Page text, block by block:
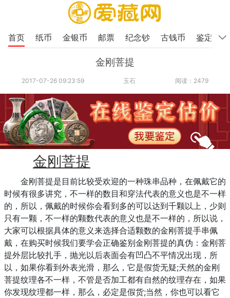
首页 纸币 金银币 邮票 纪念钞 古钱币 鉴定
金刚菩提
2017-07-26 09:23:59 玉石 阅读：2479
金刚菩提
金刚菩提是目前比较受欢迎的一种珠串品种，在佩戴它的
时候有很多讲究，不一样的数目和穿法代表的意义也是不一样
的，所以，佩戴的时候你会看到多的可以达到千颗以上，少则
只有一颗，不一样的颗数代表的意义也是不一样的，所以说，
大家可以根据具体的意义来选择合适颗数的金刚菩提手串佩
戴，在购买时候我们要学会正确鉴别金刚菩提的真伪：金刚菩
提外层比较扎手，抛光以后表面会有凹凸不平情况出现，所
以，如果你看到外表光滑，那么，它是假货无疑;天然的金刚
菩提纹理各不一样，不管是否加工都有自然的纹理存在，如果
你发现纹理都一样，那么，必定是假货;当然，你也可以看它